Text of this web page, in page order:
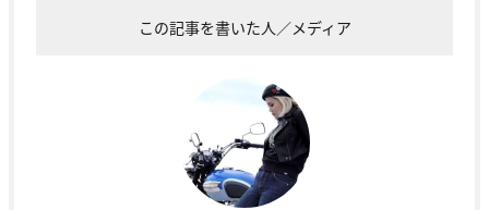
この記事を書いた人／メディア